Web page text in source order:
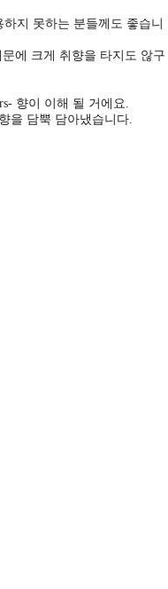
지 못하는 분들께도 좋습니
에 크게 취향을 타지도 않구
향이 이해 될 거에요.
을 담뿍 담아냈습니다.